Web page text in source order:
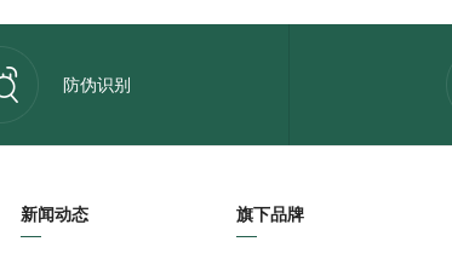
防伪识别
新闻动态 旗下品牌